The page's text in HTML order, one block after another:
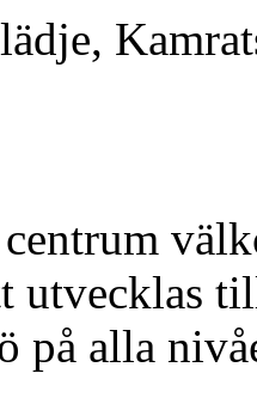
centrum
utvecklas
på alla